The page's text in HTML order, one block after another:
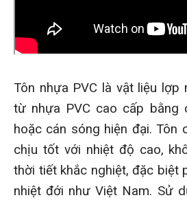
Tôn nhựa PVC là vật liệu
từ nhựa PVC cao cấp bằng
hoặc cán sóng hiện đại. Tôn
chịu tốt với nhiệt độ cao,
thời tiết khắc nghiệt, đặc biệt
nhiệt đới như Việt Nam. Sử